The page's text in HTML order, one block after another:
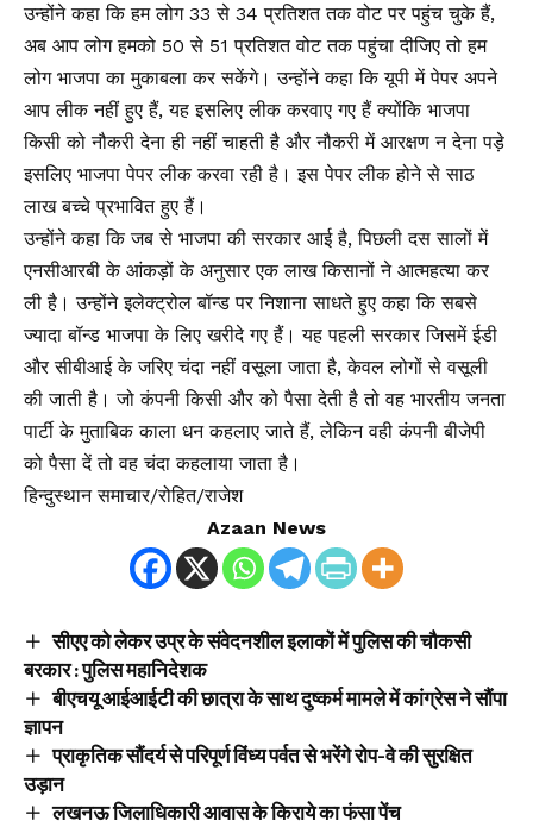
उन्होंने कहा कि हम लोग 33 से 34 प्रतिशत तक वोट पर पहुंच चुके हैं,
अब आप लोग हमको 50 से 51 प्रतिशत वोट तक पहुंचा दीजिए तो हम
लोग भाजपा का मुकाबला कर सकेंगे। उन्होंने कहा कि यूपी में पेपर अपने
आप लीक नहीं हुए हैं, यह इसलिए लीक करवाए गए हैं क्योंकि भाजपा
किसी को नौकरी देना ही नहीं चाहती है और नौकरी में आरक्षण न देना पड़े
इसलिए भाजपा पेपर लीक करवा रही है। इस पेपर लीक होने से साठ
लाख बच्चे प्रभावित हुए हैं।
उन्होंने कहा कि जब से भाजपा की सरकार आई है, पिछली दस सालों में
एनसीआरबी के आंकड़ों के अनुसार एक लाख किसानों ने आत्महत्या कर
ली है। उन्होंने इलेक्ट्रोल बॉन्ड पर निशाना साधते हुए कहा कि सबसे
ज्यादा बॉन्ड भाजपा के लिए खरीदे गए हैं। यह पहली सरकार जिसमें ईडी
और सीबीआई के जरिए चंदा नहीं वसूला जाता है, केवल लोगों से वसूली
की जाती है। जो कंपनी किसी और को पैसा देती है तो वह भारतीय जनता
पार्टी के मुताबिक काला धन कहलाए जाते हैं, लेकिन वही कंपनी बीजेपी
को पैसा दें तो वह चंदा कहलाया जाता है।
हिन्दुस्थान समाचार/रोहित/राजेश
Azaan News
सीएए को लेकर उप्र के संवेदनशील इलाकों में पुलिस की चौकसी
बरकार : पुलिस महानिदेशक
बीएचयू आईआईटी की छात्रा के साथ दुष्कर्म मामले में कांग्रेस ने सौंपा
ज्ञापन
प्राकृतिक सौंदर्य से परिपूर्ण विंध्य पर्वत से भरेंगे रोप-वे की सुरक्षित
उड़ान
लखनऊ जिलाधिकारी आवास के किराये का फंसा पेंच